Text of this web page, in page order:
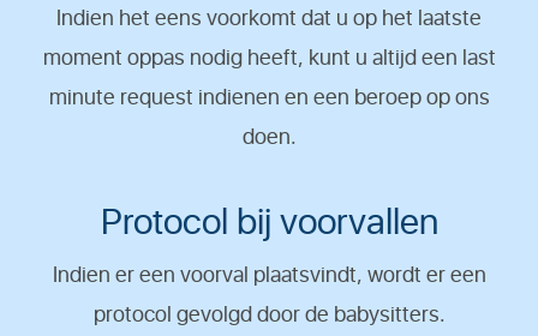
Indien het eens voorkomt dat u op het laatste
moment oppas nodig heeft, kunt u altijd een last
minute request indienen en een beroep op ons
doen.
Protocol bij voorvallen
Indien er een voorval plaatsvindt, wordt er een
protocol gevolgd door de babysitters.